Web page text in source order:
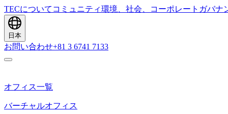
TECについて コミュニティ環境、社会、コーポレートガバナ
日本
お問い合わせ+81 3 6741 7133
オフィス一覧
バーチャルオフィス